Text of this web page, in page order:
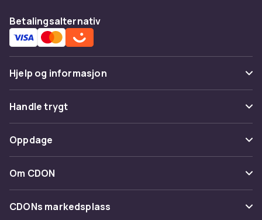
Betalingsalternativ
Hjelp og informasjon
Vanlige spørsmål
Spor pakke
Angre & returner her
Kontakt oss
Handle trygt
Betaling
Levering
Tilbakekallinger
Oppdage
Kategorier
Varemerker
Om CDON
Om oss
CDONs markedsplass